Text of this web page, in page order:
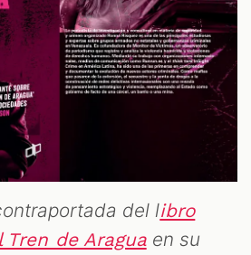
del libro
Tren de Araguaen su